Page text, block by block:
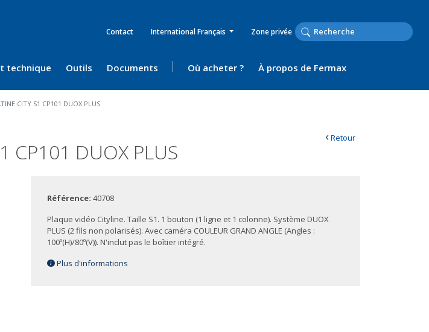
Contact International Français Zone privée
technique Outils Documents Où acheter ? À propos de Fermax
CITY S1 CP101 DUOX PLUS
CP101 DUOX PLUS
‹Retour
Référence:40708
Plaque vidéo Cityline. Taille S1. 1 bouton (1 ligne et 1 colonne). Système DUOX
PLUS (2 fils non polarisés). Avec caméra COULEUR GRAND ANGLE (Angles :
100º(H)/80º(V)). N'inclut pas le boîtier intégré.
Plus d'informations